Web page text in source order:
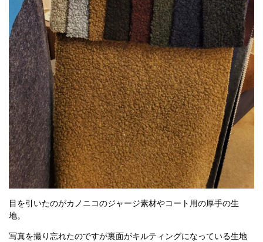
目を引いたのがカノニコのジャージ素材やコート用の厚手の生
地。
写真を撮り忘れたのですが裏面がキルティングになっている生地